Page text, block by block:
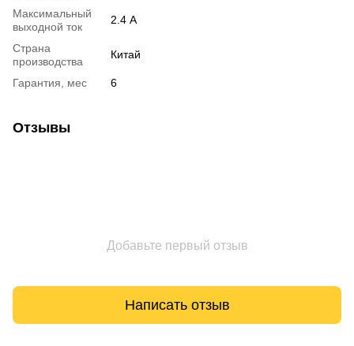
Максимальный
выходной ток
2.4 А
Страна
производства
Китай
Гарантия, мес 6
Отзывы
Добавьте первый отзыв
Написать отзыв